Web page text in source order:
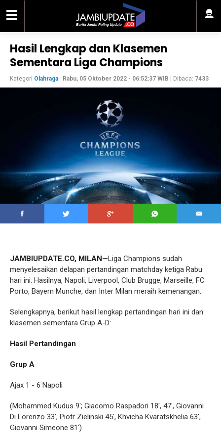
Hasil Lengkap dan Klasemen
Sementara Liga Champions
Kategori Olahraga - Rabu, 05 Oktober 2022 - 06:52:37 WIB | Dibaca: 7433
JAMBIUPDATE.CO, MILAN—Liga Champions sudah
menyelesaikan delapan pertandingan matchday ketiga Rabu
hari ini. Hasilnya, Napoli, Liverpool, Club Brugge, Marseille, FC
Porto, Bayern Munche, dan Inter Milan meraih kemenangan.
Selengkapnya, berikut hasil lengkap pertandingan hari ini dan
klasemen sementara Grup A-D:
Hasil Pertandingan
Grup A
Ajax 1 - 6 Napoli
(Mohammed Kudus 9'; Giacomo Raspadori 18', 47', Giovanni
Di Lorenzo 33', Piotr Zielinski 45', Khvicha Kvaratskhelia 63',
Giovanni Simeone 81')